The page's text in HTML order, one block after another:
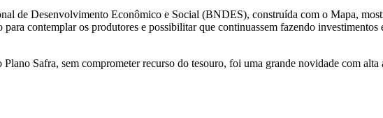
de Desenvolvimento Econômico e Social (BNDES), construída com o Mapa,
contemplar os produtores e possibilitar que continuassem fazendo investimentos
Safra, sem comprometer recurso do tesouro, foi uma grande novidade com